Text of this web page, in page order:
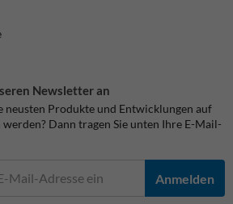
Newsletter an
neusten Produkte und Entwicklungen auf
Dann tragen Sie unten Ihre E-Mail-
Anmelden